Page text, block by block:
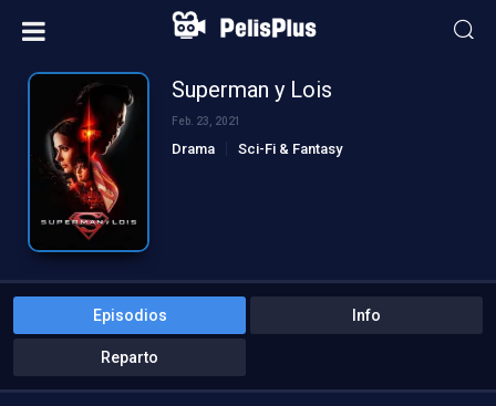
Superman y Lois
Feb. 23, 2021
Drama Sci-Fi & Fantasy
Episodios Info
Reparto